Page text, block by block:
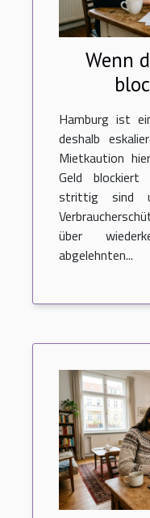
Wenn
Hamburg ist
deshalb
Mietkaution
Geld blockiert
strittig sind
über
abgelehnten...